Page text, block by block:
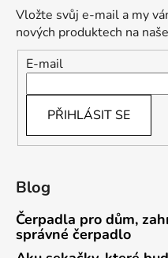
Vložte svůj e-mail a my
nových produktech na
E-mail
PŘIHLÁSIT SE
Blog
Čerpadla pro dům,
správné čerpadlo